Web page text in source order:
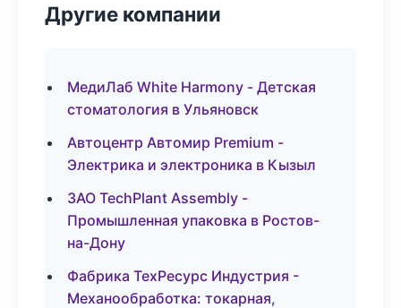
Другие компании
МедиЛаб White Harmony - Детская
стоматология в Ульяновск
Автоцентр Автомир Premium -
Электрика и электроника в Кызыл
ЗАО TechPlant Assembly -
Промышленная упаковка в Ростов-
на-Дону
Фабрика ТехРесурс Индустрия -
Механообработка: токарная,